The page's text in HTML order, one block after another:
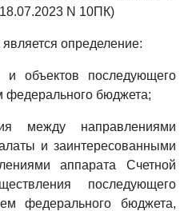
N 10ПК)
определение:
и объектов последующего
федерального бюджета;
между направлениями
и заинтересованными
аппарата Счетной
последующего
федерального бюджета,